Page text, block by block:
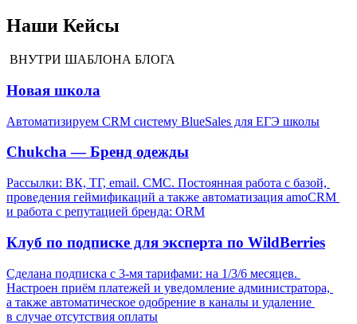
Наши Кейсы
ВНУТРИ ШАБЛОНА БЛОГА
Новая школа
Автоматизируем CRM систему BlueSales для ЕГЭ школы
Chukcha — Бренд одежды
Рассылки: ВК, ТГ, email. СМС. Постоянная работа с базой,
проведения геймификаций а также автоматизация amoCRM
и работа с репутацией бренда: ORM
Клуб по подписке для эксперта по WildBerries
Сделана подписка с 3-мя тарифами: на 1/3/6 месяцев.
Настроен приём платежей и уведомление администратора,
а также автоматическое одобрение в каналы и удаление
в случае отсутствия оплаты